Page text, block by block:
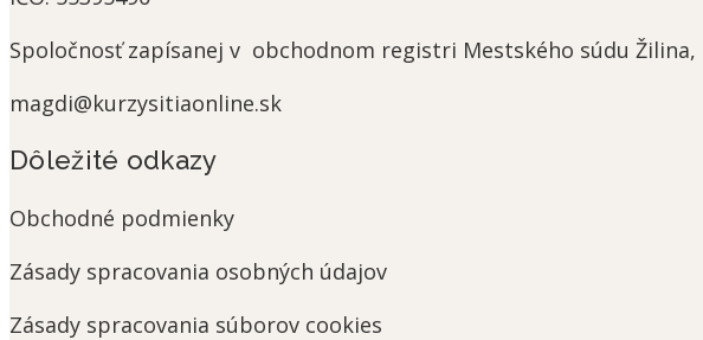
Spoločnosťzapísanej v obchodnom registri Mestského súdu Žilina,
magdi@kurzysitiaonline.sk
Dôležité odkazy
Obchodné podmienky
Zásady spracovania osobných údajov
Zásady spracovania súborov cookies